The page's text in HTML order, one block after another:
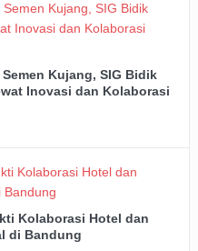
Kujang, SIG Bidik
Inovasi dan Kolaborasi
Kolaborasi Hotel dan
di Bandung